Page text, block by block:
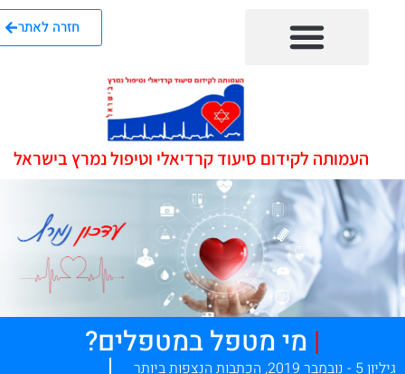
חזרה לאתר
העמותה לקידום סיעוד קרדיאלי וטיפול נמרץ בישראל
מי מטפל במטפלים?
5 - נובמבר 2019 ,הכתבות הנצפות ביותר